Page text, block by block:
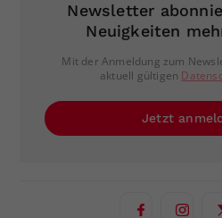
Newsletter
Neuigkeiten
Mit der Anmeldung zum
aktuell gültigen
Jetzt